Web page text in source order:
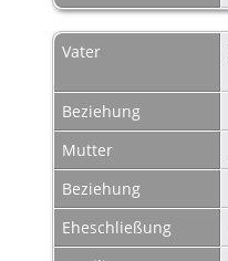
Vater
Beziehung
Mutter
Beziehung
Eheschließung